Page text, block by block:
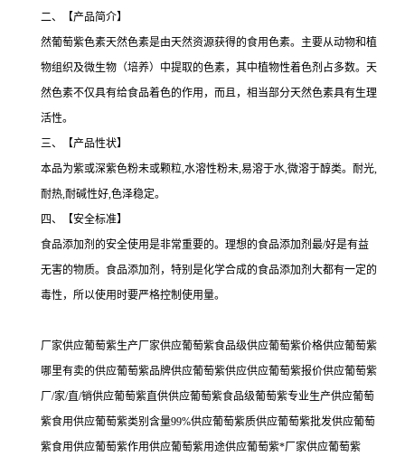
二、【产品简介】
然葡萄紫色素天然色素是由天然资源获得的食用色素。主要从动物和植
物组织及微生物（培养）中提取的色素，其中植物性着色剂占多数。天
然色素不仅具有给食品着色的作用，而且，相当部分天然色素具有生理
活性。
三、【产品性状】
本品为紫或深紫色粉未或颗粒,水溶性粉未,易溶于水,微溶于醇类。耐光,
耐热,耐碱性好,色泽稳定。
四、【安全标准】
食品添加剂的安全使用是非常重要的。理想的食品添加剂最/好是有益
无害的物质。食品添加剂，特别是化学合成的食品添加剂大都有一定的
毒性，所以使用时要严格控制使用量。
厂家供应葡萄紫生产厂家供应葡萄紫食品级供应葡萄紫价格供应葡萄紫
哪里有卖的供应葡萄紫品牌供应葡萄紫供应供应葡萄紫报价供应葡萄紫
厂/家/直/销供应葡萄紫直供供应葡萄紫食品级葡萄紫专业生产供应葡萄
紫食用供应葡萄紫类别含量99%供应葡萄紫质供应葡萄紫批发供应葡萄
紫食用供应葡萄紫作用供应葡萄紫用途供应葡萄紫*厂家供应葡萄紫